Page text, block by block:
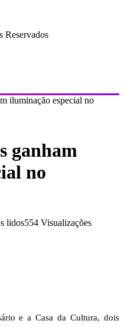
Reservados
iluminação especial no
ganham
no
lidos554 Visualizações
e a Casa da Cultura, dois